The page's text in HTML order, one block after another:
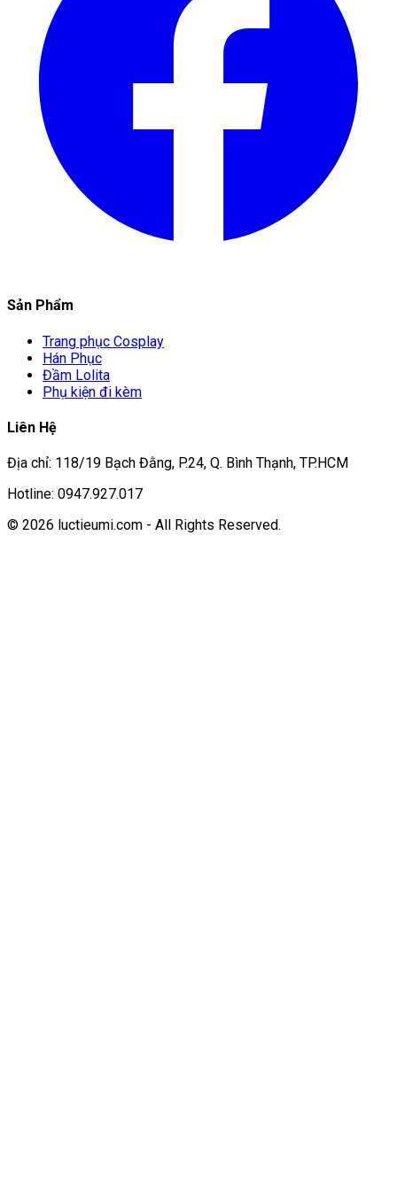
Sản Phẩm
Trang phục Cosplay
Hán Phục
Đầm Lolita
Phụ kiện đi kèm
Liên Hệ
Địa chỉ: 118/19 Bạch Đằng, P.24, Q. Bình Thạnh, TP.HCM
Hotline: 0947.927.017
© 2026 luctieumi.com - All Rights Reserved.